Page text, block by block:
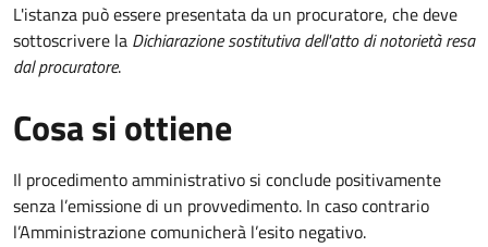
L'istanza può essere presentata da un procuratore, che deve
sottoscrivere la Dichiarazione sostitutiva dell'atto di notorietà resa
dal procuratore.
Cosa si ottiene
Il procedimento amministrativo si conclude positivamente
senza l’emissione di un provvedimento. In caso contrario
l’Amministrazione comunicherà l’esito negativo.